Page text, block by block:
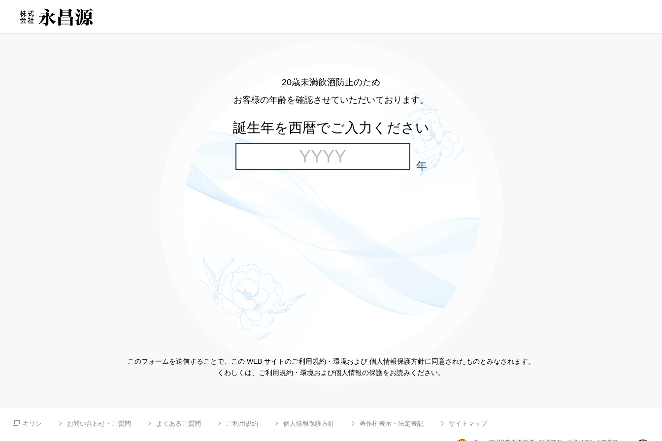
20歳未満飲酒防止のため
お客様の年齢を確認させていただいております。
誕生年を西暦でご入力ください
年
このフォームを送信することで、この WEB サイトのご利用規約・環境および 個人情報保護方針に同意されたものとみなされます。
くわしくは、ご利用規約・環境および個人情報の保護をお読みください。
キリン お問い合わせ・ご質問 よくあるご質問 ご利用規約 個人情報保護方針 著作権表示・法定表記 サイトマップ